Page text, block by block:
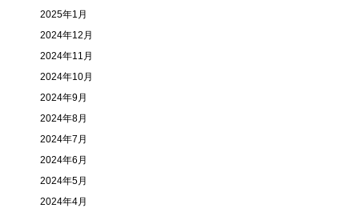
2025年1月
2024年12月
2024年11月
2024年10月
2024年9月
2024年8月
2024年7月
2024年6月
2024年5月
2024年4月